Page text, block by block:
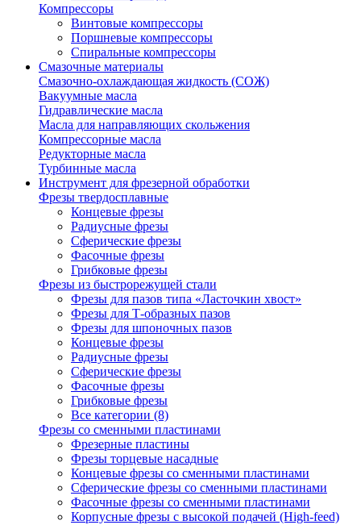
Компрессоры
Винтовые компрессоры
Поршневые компрессоры
Спиральные компрессоры
Смазочные материалы
Смазочно-охлаждающая жидкость (СОЖ)
Вакуумные масла
Гидравлические масла
Масла для направляющих скольжения
Компрессорные масла
Редукторные масла
Турбинные масла
Инструмент для фрезерной обработки
Фрезы твердосплавные
Концевые фрезы
Радиусные фрезы
Сферические фрезы
Фасочные фрезы
Грибковые фрезы
Фрезы из быстрорежущей стали
Фрезы для пазов типа «Ласточкин хвост»
Фрезы для Т-образных пазов
Фрезы для шпоночных пазов
Концевые фрезы
Радиусные фрезы
Сферические фрезы
Фасочные фрезы
Грибковые фрезы
Все категории (8)
Фрезы со сменными пластинами
Фрезерные пластины
Фрезы торцевые насадные
Концевые фрезы со сменными пластинами
Сферические фрезы со сменными пластинами
Фасочные фрезы со сменными пластинами
Корпусные фрезы с высокой подачей (High-feed)